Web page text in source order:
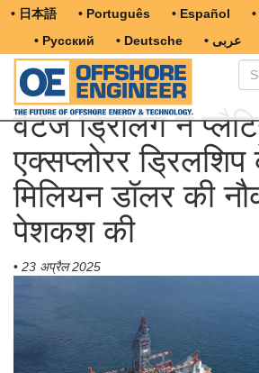
• 日本語 • Português • Español
• Русский
• Deutsche • عربى
वैंटेज ड्रिलिंग ने
एक्सप्लोरर
मिलियन डॉलर की
पेशकश की
• 23 अप्रैल 2025